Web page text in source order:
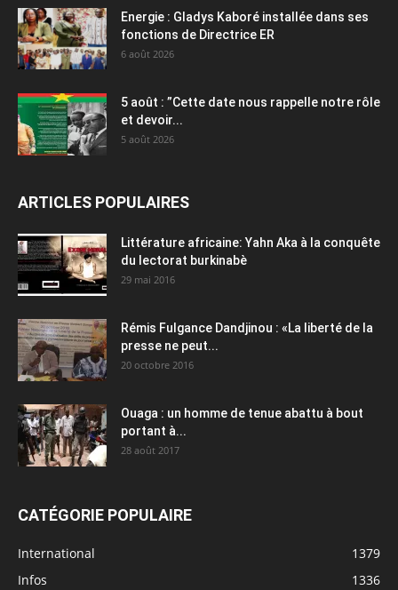
Energie : Gladys Kaboré installée dans ses
fonctions de Directrice ER
6 août 2026
5 août : ”Cette date nous rappelle notre rôle
et devoir...
5 août 2026
ARTICLES POPULAIRES
Littérature africaine: Yahn Aka à la conquête
du lectorat burkinabè
29 mai 2016
Rémis Fulgance Dandjinou : «La liberté de la
presse ne peut...
20 octobre 2016
Ouaga : un homme de tenue abattu à bout
portant à...
28 août 2017
CATÉGORIE POPULAIRE
International
1379
Infos
1336